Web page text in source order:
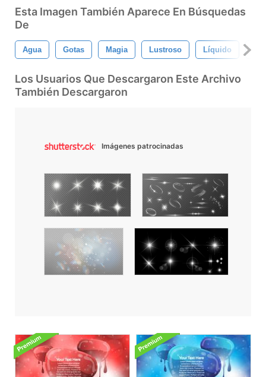
Esta Imagen También Aparece En Búsquedas
De
Agua Gotas Magia Lustroso Líquido
Los Usuarios Que Descargaron Este Archivo
También Descargaron
Imágenes patrocinadas